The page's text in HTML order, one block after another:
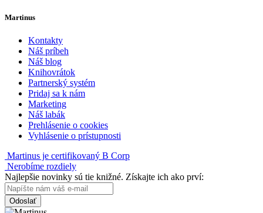
Martinus
Kontakty
Náš príbeh
Náš blog
Knihovrátok
Partnerský systém
Pridaj sa k nám
Marketing
Náš labák
Prehlásenie o cookies
Vyhlásenie o prístupnosti
Martinus je certifikovaný B Corp
Nerobíme rozdiely
Najlepšie novinky sú tie knižné. Získajte ich ako prví:
Odoslať